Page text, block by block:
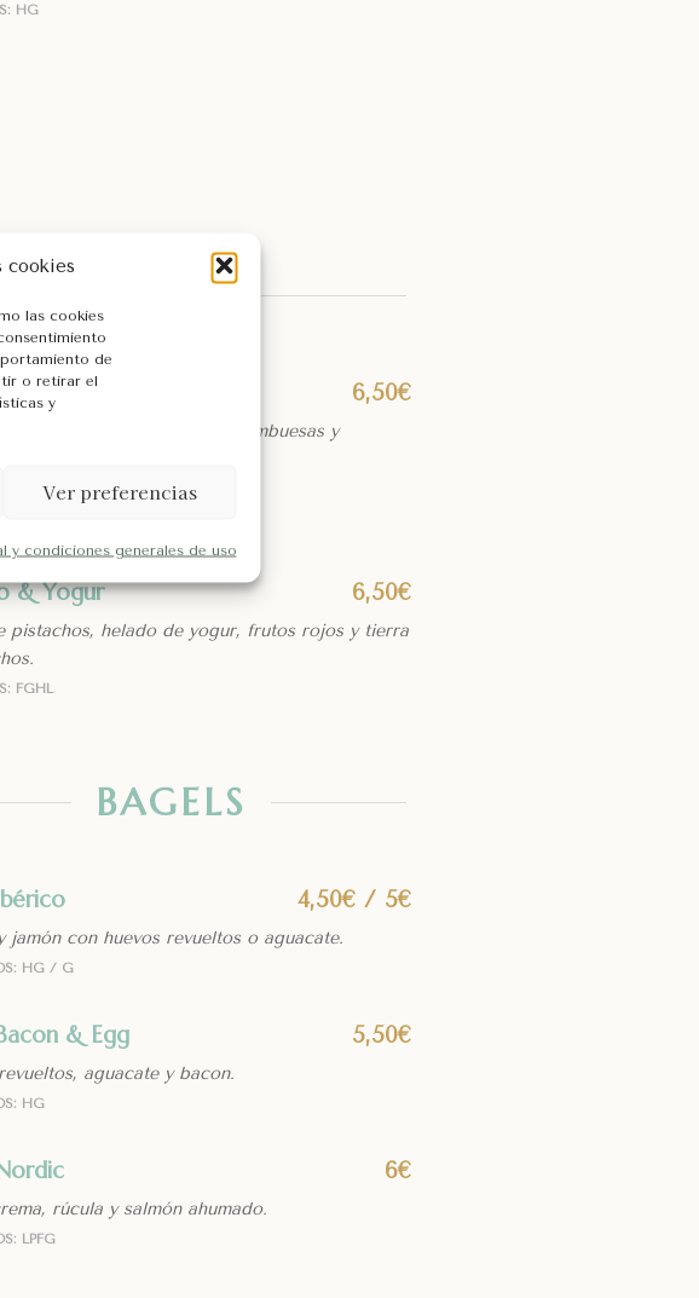
cookies
las cookies
de
o retirar el
y
Ver preferencias
y condiciones generales de uso
HG
Pistacho 6,50€
Rocher, arándanos, frambuesas y
FGHL
& Yogur 6,50€
pistachos, helado de yogur, frutos rojos y tierra
FGHL
BAGELS
4,50€ / 5€
jamón con huevos revueltos o aguacate.
HG / G
& Egg 5,50€
aguacate y bacon.
HG
6€
rúcula y salmón ahumado.
LPFG